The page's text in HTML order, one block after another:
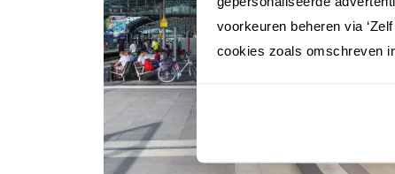
voorkeuren beheren via
cookies zoals omschreven